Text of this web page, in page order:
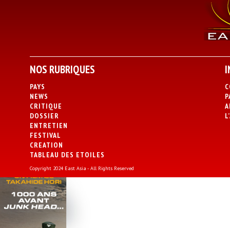
NOS RUBRIQUES
PAYS
NEWS
CRITIQUE
DOSSIER
ENTRETIEN
FESTIVAL
CREATION
TABLEAU DES ETOILES
Copyright 2024 East Asia - All Rights Reserved